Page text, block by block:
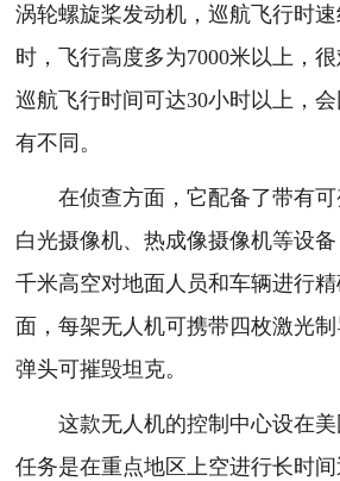
涡轮螺旋桨发动机，巡航飞行时
时，飞行高度多为7000米以上，
巡航飞行时间可达30小时以上，
有不同。
在侦查方面，它配备了带有可
白光摄像机、热成像摄像机等设
千米高空对地面人员和车辆进行
面，每架无人机可携带四枚激光制
弹头可摧毁坦克。
这款无人机的控制中心设在美
任务是在重点地区上空进行长时